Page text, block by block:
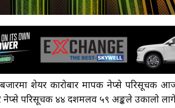
बजारमा शेयर कारोबार मापक नेप्से
परिसूचक ४४ दशमलव ५९ अङ्कले उकालो